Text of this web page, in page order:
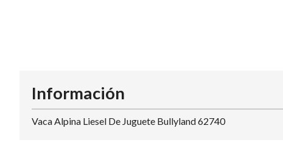
Información
Vaca Alpina Liesel De Juguete Bullyland 62740